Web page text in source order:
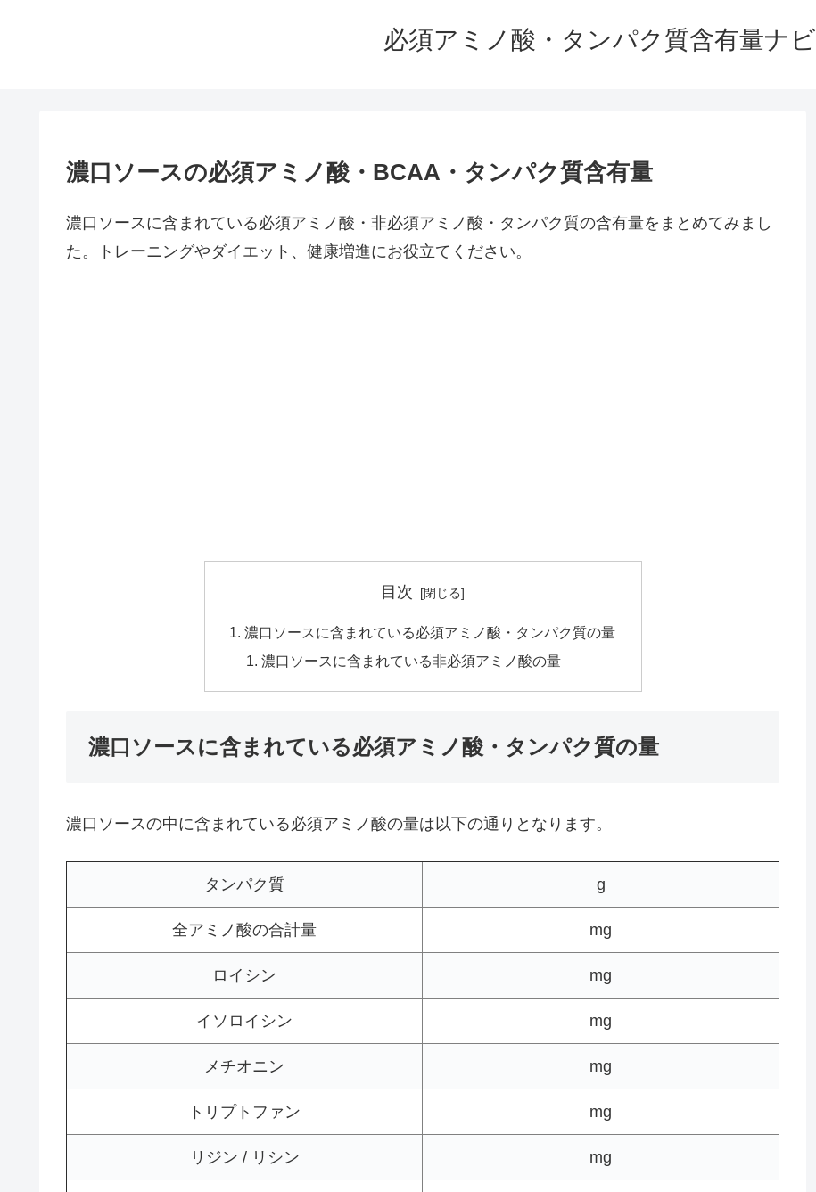
必須アミノ酸・タンパク質含有量ナビ
濃口ソースの必須アミノ酸・BCAA・タンパク質含有量
濃口ソースに含まれている必須アミノ酸・非必須アミノ酸・タンパク質の含有量をまとめてみまし
た。トレーニングやダイエット、健康増進にお役立てください。
目次
濃口ソースに含まれている必須アミノ酸・タンパク質の量
濃口ソースに含まれている非必須アミノ酸の量
濃口ソースに含まれている必須アミノ酸・タンパク質の量
濃口ソースの中に含まれている必須アミノ酸の量は以下の通りとなります。
タンパク質 g
全アミノ酸の合計量 mg
ロイシン mg
イソロイシン mg
メチオニン mg
トリプトファン mg
リジン / リシン mg